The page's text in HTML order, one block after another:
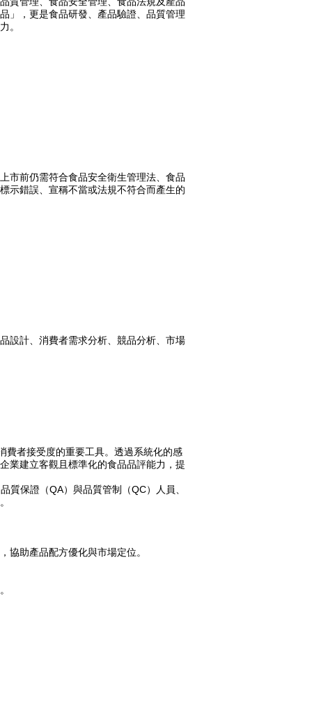
」，更是食品研發、產品驗證、品質管理
。
市前仍需符合食品安全衛生管理法、食品
示錯誤、宣稱不當或法規不符合而產生的
設計、消費者需求分析、競品分析、市場
費者接受度的重要工具。透過系統化的感
業建立客觀且標準化的食品品評能力，提
質保證（QA）與品質管制（QC）人員、
協助產品配方優化與市場定位。